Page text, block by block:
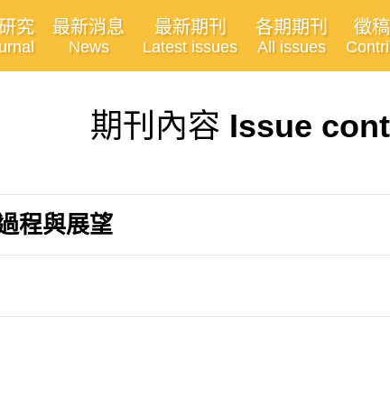
究 最新消息
News
最新期刊
Latest issues
各期期刊
All issues
徵
期刊內容 Issue
程與展望